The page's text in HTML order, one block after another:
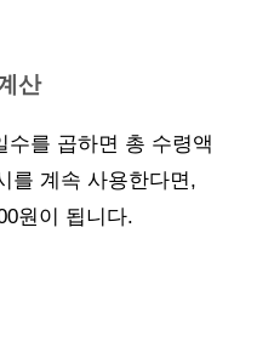
산
수를 곱하면 총 수령액
를 계속 사용한다면,
원이 됩니다.